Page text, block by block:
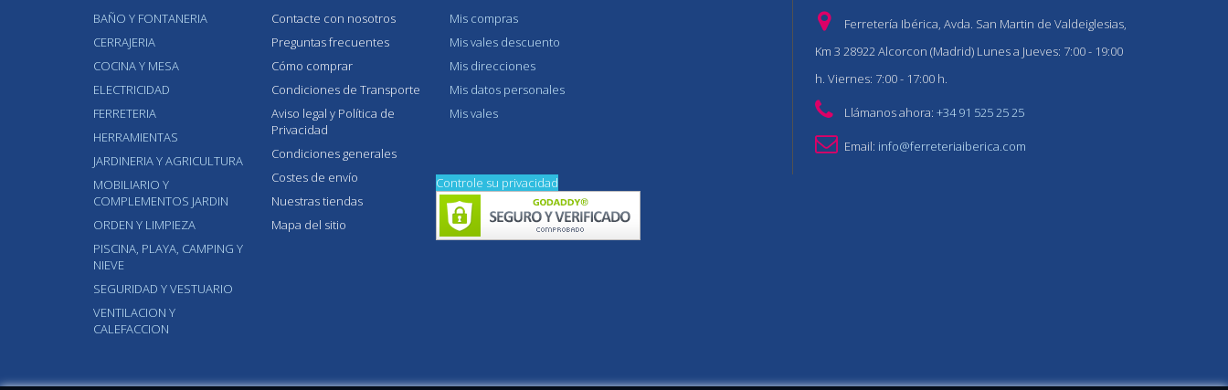
BAÑO Y FONTANERIA
CERRAJERIA
COCINA Y MESA
ELECTRICIDAD
FERRETERIA
HERRAMIENTAS
JARDINERIA Y AGRICULTURA
MOBILIARIO Y
COMPLEMENTOS JARDIN
ORDEN Y LIMPIEZA
PISCINA, PLAYA, CAMPING Y
NIEVE
SEGURIDAD Y VESTUARIO
VENTILACION Y
CALEFACCION
Contacte con nosotros
Preguntas frecuentes
Cómo comprar
Condiciones de Transporte
Aviso legal y Política de
Privacidad
Condiciones generales
Costes de envío
Nuestras tiendas
Mapa del sitio
Mis compras
Mis vales descuento
Mis direcciones
Mis datos personales
Mis vales
Ferretería Ibérica, Avda. San Martin de Valdeiglesias,
Km 3 28922 Alcorcon (Madrid) Lunes a Jueves: 7:00 - 19:00
h. Viernes: 7:00 - 17:00 h.
Llámanos ahora: +34 91 525 25 25
Email: info@ferreteriaiberica.com
Controle su privacidad